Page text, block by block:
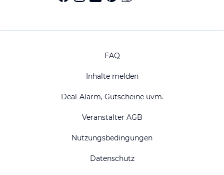
FAQ
Inhalte melden
Deal-Alarm, Gutscheine uvm.
Veranstalter AGB
Nutzungsbedingungen
Datenschutz